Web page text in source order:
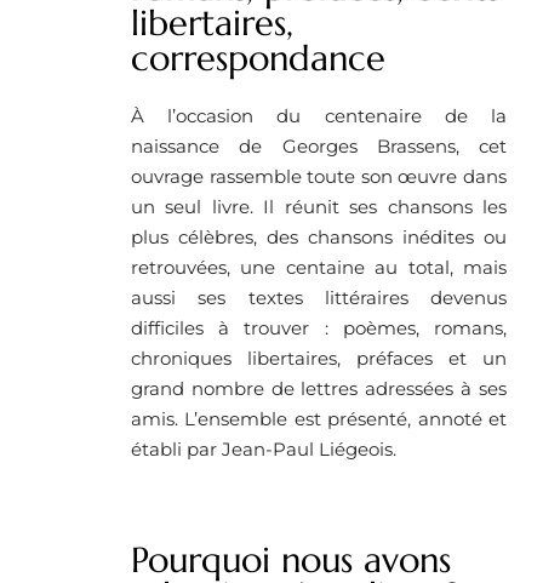
libertaires,
correspondance
À l’occasion du centenaire de la
naissance de Georges Brassens, cet
ouvrage rassemble toute son œuvre dans
un seul livre. Il réunit ses chansons les
plus célèbres, des chansons inédites ou
retrouvées, une centaine au total, mais
aussi ses textes littéraires devenus
difficiles à trouver : poèmes, romans,
chroniques libertaires, préfaces et un
grand nombre de lettres adressées à ses
amis. L’ensemble est présenté, annoté et
établi par Jean-Paul Liégeois.
Pourquoi nous avons